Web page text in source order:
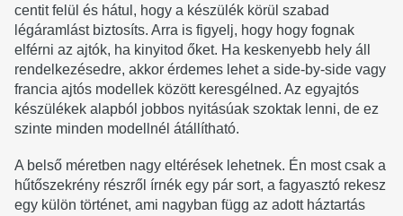
centit felül és hátul, hogy a készülék körül szabad
légáramlást biztosíts. Arra is figyelj, hogy hogy fognak
elférni az ajtók, ha kinyitod őket. Ha keskenyebb hely áll
rendelkezésedre, akkor érdemes lehet a side-by-side vagy
francia ajtós modellek között keresgélned. Az egyajtós
készülékek alapból jobbos nyitásúak szoktak lenni, de ez
szinte minden modellnél átállítható.
A belső méretben nagy eltérések lehetnek. Én most csak a
hűtőszekrény részről írnék egy pár sort, a fagyasztó rekesz
egy külön történet, ami nagyban függ az adott háztartás